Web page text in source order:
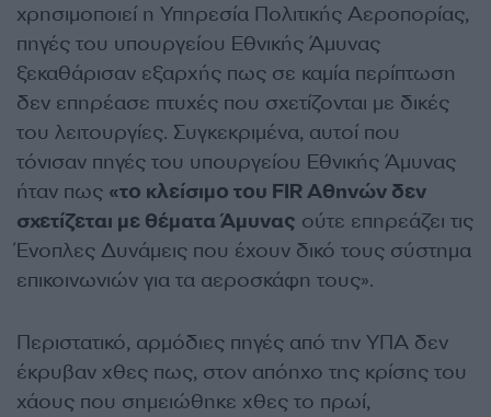
χρησιμοποιεί η Υπηρεσία Πολιτικής Αεροπορίας,
πηγές του υπουργείου Εθνικής Άμυνας
ξεκαθάρισαν εξαρχής πως σε καμία περίπτωση
δεν επηρέασε πτυχές που σχετίζονται με δικές
του λειτουργίες. Συγκεκριμένα, αυτοί που
τόνισαν πηγές του υπουργείου Εθνικής Άμυνας
ήταν πως «το κλείσιμο του FIR Αθηνών δεν
σχετίζεται με θέματα Άμυνας ούτε επηρεάζει τις
Ένοπλες Δυνάμεις που έχουν δικό τους σύστημα
επικοινωνιών για τα αεροσκάφη τους».
Περιστατικό, αρμόδιες πηγές από την ΥΠΑ δεν
έκρυβαν χθες πως, στον απόηχο της κρίσης του
χάους που σημειώθηκε χθες το πρωί,